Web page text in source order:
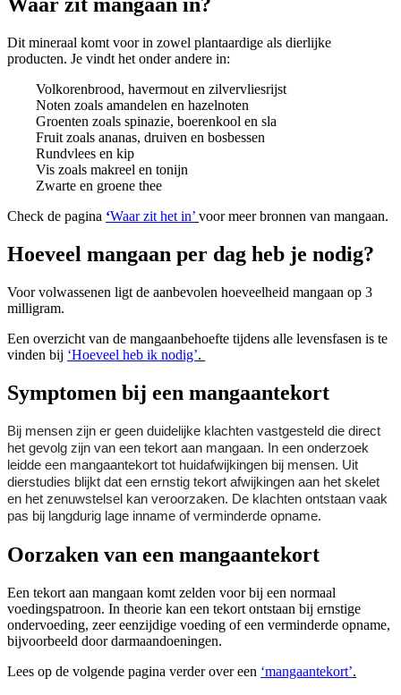
Waar zit mangaan in?
Dit mineraal komt voor in zowel plantaardige als dierlijke
producten. Je vindt het onder andere in:
Volkorenbrood, havermout en zilvervliesrijst
Noten zoals amandelen en hazelnoten
Groenten zoals spinazie, boerenkool en sla
Fruit zoals ananas, druiven en bosbessen
Rundvlees en kip
Vis zoals makreel en tonijn
Zwarte en groene thee
Check de pagina ‘Waar zit het in’ voor meer bronnen van mangaan.
Hoeveel mangaan per dag heb je nodig?
Voor volwassenen ligt de aanbevolen hoeveelheid mangaan op 3
milligram.
Een overzicht van de mangaanbehoefte tijdens alle levensfasen is te
vinden bij ‘Hoeveel heb ik nodig’.
Symptomen bij een mangaantekort
Bij mensen zijn er geen duidelijke klachten vastgesteld die direct
het gevolg zijn van een tekort aan mangaan. In een onderzoek
leidde een mangaantekort tot huidafwijkingen bij mensen. Uit
dierstudies blijkt dat een ernstig tekort afwijkingen aan het skelet
en het zenuwstelsel kan veroorzaken. De klachten ontstaan vaak
pas bij langdurig lage inname of verminderde opname.
Oorzaken van een mangaantekort
Een tekort aan mangaan komt zelden voor bij een normaal
voedingspatroon. In theorie kan een tekort ontstaan bij ernstige
ondervoeding, zeer eenzijdige voeding of een verminderde opname,
bijvoorbeeld door darmaandoeningen.
Lees op de volgende pagina verder over een ‘mangaantekort’.